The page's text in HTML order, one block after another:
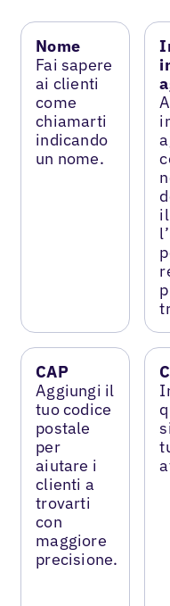
Nome
Fai sapere
ai clienti
come
chiamarti
indicando
un nome.
CAP
Aggiungi il
tuo codice
postale
per
aiutare i
clienti a
trovarti
con
maggiore
precisione.